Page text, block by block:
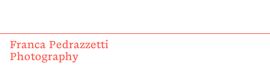
Franca Pedrazzetti
Photography